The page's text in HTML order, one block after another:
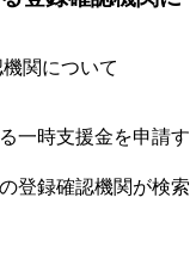
関について
一時支援金を申
録確認機関が検